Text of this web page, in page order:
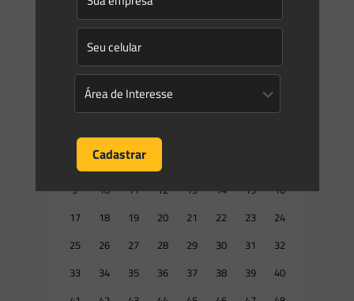
2018 Recuperação de Áreas Contaminadas. (DOE – SC de
28.08.2018) Este texto não substitui o publicado no[…]
0 Read more
Prev page
2 3
9
10 11 12 13 14 15
16
17
18 19 20 21 22 23
24
25
26 27 28 29 30 31
32
33
34 35 36 37 38 39
40